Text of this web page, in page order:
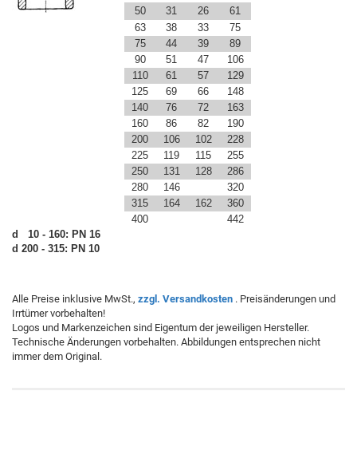
50
31 26
61
63
38 33
75
75
44 39
89
90
51 47
106
110
61 57
129
125
69 66
148
140
76 72
163
160
86 82
190
200
106 102
228
225
119 115
255
250
131 128
286
280
146
320
315
164 162
360
400
442
d 10 - 160: PN 16
d 200 - 315: PN 10
Alle Preise inklusive MwSt., zzgl. Versandkosten . Preisänderungen und
Irrtümer vorbehalten!
Logos und Markenzeichen sind Eigentum der jeweiligen Hersteller.
Technische Änderungen vorbehalten. Abbildungen entsprechen nicht
immer dem Original.